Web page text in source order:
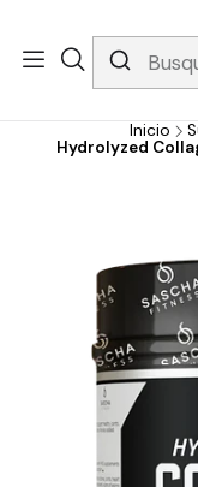
Whatsapp 3229079958/
gratis apartir de 199.000!
Inicio
Hydrolyzed